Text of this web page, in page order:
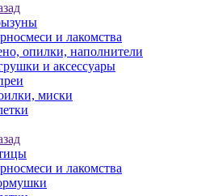
и лакомства
опилки, наполнители
и аксессуары
миски
и лакомства